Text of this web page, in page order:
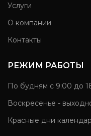
Услуги
О компании
Контакты
РЕЖИМ РАБОТЫ
По будням с 9:00 до
Воскресенье -
Красные дни